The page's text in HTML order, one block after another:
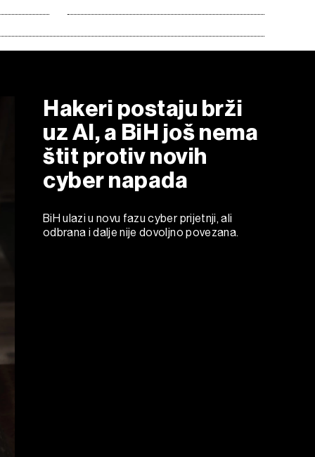
Hakeri postaju brži
uz AI, a BiH još nema
štit protiv novih
cyber napada
BiH ulazi u novu fazu cyber prijetnji, ali
odbrana i dalje nije dovoljno povezana.